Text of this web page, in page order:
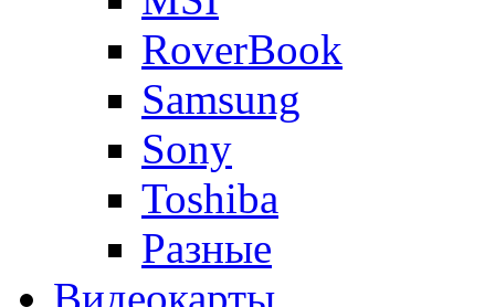
RoverBook
Samsung
Sony
Toshiba
Разные
Видеокарты